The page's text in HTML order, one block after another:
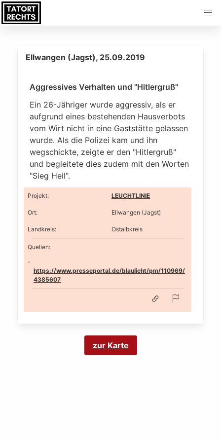
Ellwangen (Jagst), 25.09.2019
Aggressives Verhalten und "Hitlergruß"
Ein 26-Jähriger wurde aggressiv, als er
aufgrund eines bestehenden Hausverbots
vom Wirt nicht in eine Gaststätte gelassen
wurde. Als die Polizei kam und ihn
wegschickte, zeigte er den "Hitlergruß"
und begleitete dies zudem mit den Worten
"Sieg Heil".
Projekt: LEUCHTLINIE
Ort: Ellwangen (Jagst)
Landkreis: Ostalbkreis
Quellen:
https://www.presseportal.de/blaulicht/pm/110969/
4385607
zur Karte